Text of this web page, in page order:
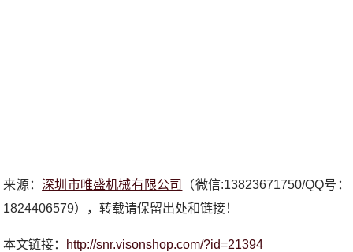
来源：深圳市唯盛机械有限公司
（微信:13823671750/QQ号：
1824406579），转载请保留出处和链接！
本文链接： http://snr.visonshop.com/?id=21394